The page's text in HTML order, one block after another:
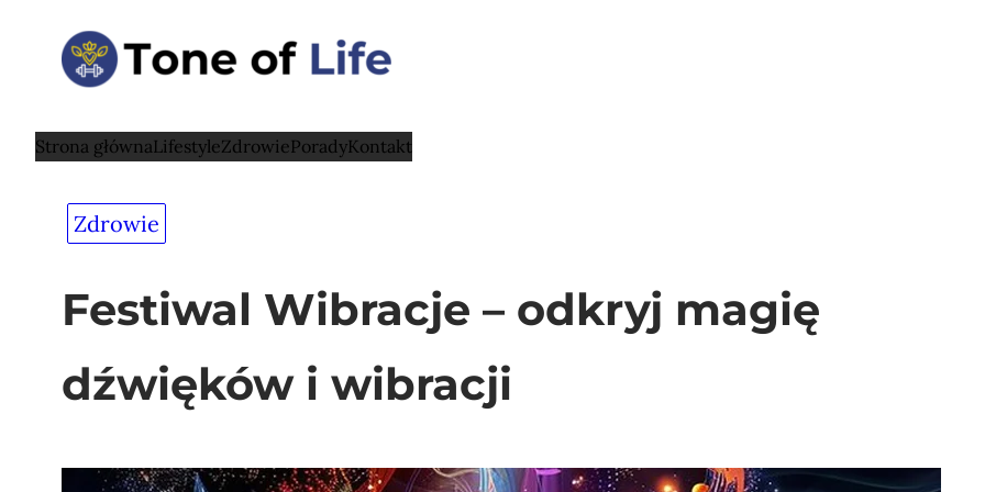
Przejdź
Strona głównaLifestyleZdrowiePoradyKontakt
Zdrowie
Festiwal Wibracje – odkryj magię
dźwięków i wibracji